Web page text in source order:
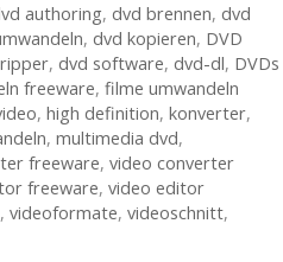
authoring, dvd brennen, dvd
, dvd kopieren, DVD
, dvd software, dvd-dl, DVDs
freeware, filme umwandeln
, high definition, konverter,
, multimedia dvd,
freeware, video converter
freeware, video editor
, videoformate, videoschnitt,